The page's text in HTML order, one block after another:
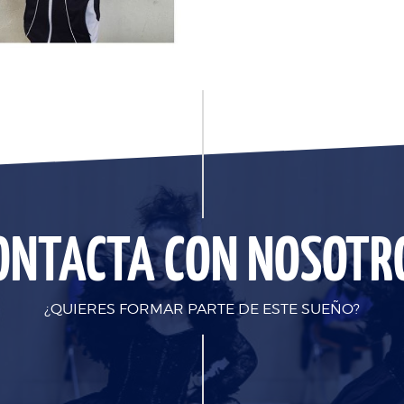
CON
¿QUIERES FORMAR PARTE DE ESTE SUEÑO?